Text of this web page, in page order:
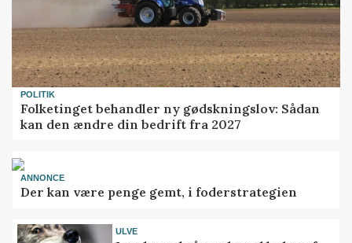
POLITIK
Folketinget behandler ny gødskningslov: Sådan
kan den ændre din bedrift fra 2027
ANNONCE
Der kan være penge gemt, i foderstrategien
ULVE